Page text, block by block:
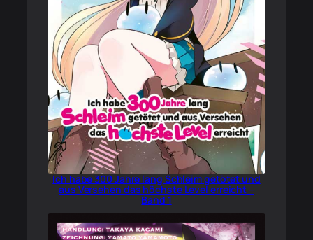
Ich habe 300 Jahre lang Schleim getötet und
aus Versehen das höchste Level erreicht –
Band 1